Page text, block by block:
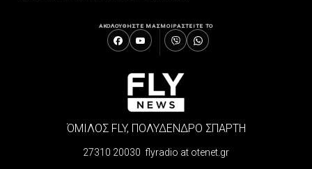
ΑΚΟΛΟΥΘΗΣΤΕ ΜΑΣΜΟΙΡΑΣΤΕΙΤΕ ΤΟ
ΌΜΙΛΟΣ FLY, ΠΟΛΥΔΕΝΔΡΟ ΣΠΑΡΤΗ
27310 20030 flyradio at otenet.gr